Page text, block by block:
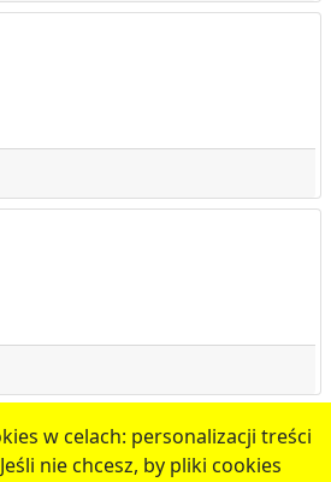
w celach: personalizacji treści
nie chcesz, by pliki cookies
4 5 następne